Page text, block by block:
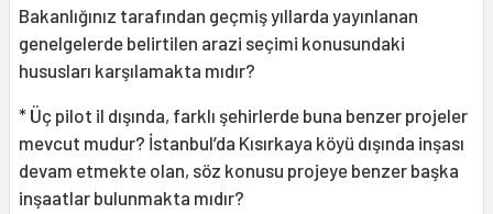
Bakanlığınız tarafından geçmiş yıllarda yayınlanan
genelgelerde belirtilen arazi seçimi konusundaki
hususları karşılamakta mıdır?
* Üç pilot il dışında, farklı şehirlerde buna benzer projeler
mevcut mudur? İstanbul’da Kısırkaya köyü dışında inşası
devam etmekte olan, söz konusu projeye benzer başka
inşaatlar bulunmakta mıdır?